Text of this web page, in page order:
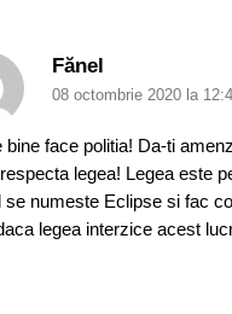
Fănel
08 octombrie 2020 la
bine face politia! Da-ti
legea! Legea este
se numeste Eclipse si fac
legea interzice acest